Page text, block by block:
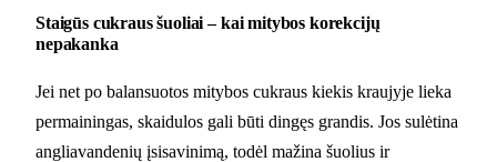
Staigūs cukraus šuoliai – kai mitybos korekcijų
nepakanka
Jei net po balansuotos mitybos cukraus kiekis kraujyje lieka
permainingas, skaidulos gali būti dingęs grandis. Jos sulėtina
angliavandenių įsisavinimą, todėl mažina šuolius ir